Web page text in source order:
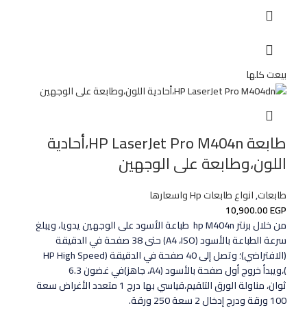
بيعت كلها
طابعة HP LaserJet Pro M404n،أحادية
اللون،وطابعة على الوجهين
طابعات,انواع طابعات Hp واسعارها
10,900.00EGP
من خلال برنتر hp M404n طباعة الأسود على الوجهين يدويا، ويبلغ
سرعة الطباعة بالأسود (ISO‏، A4‏) حتى 38 صفحة في الدقيقة
(الافتراضي)؛ وتصل إلى 40 صفحة في الدقيقة (HP High
Speed
)،ويبدأ خروج أول صفحة بالأسود (A4، جاهز)في غضون 6.3
ثوان،
مناولة الورق التلقيم،قياسي بها درج 1 متعدد الأغراض سعة
100 ورقة ودرج إدخال 2 سعة 250 ورقة.